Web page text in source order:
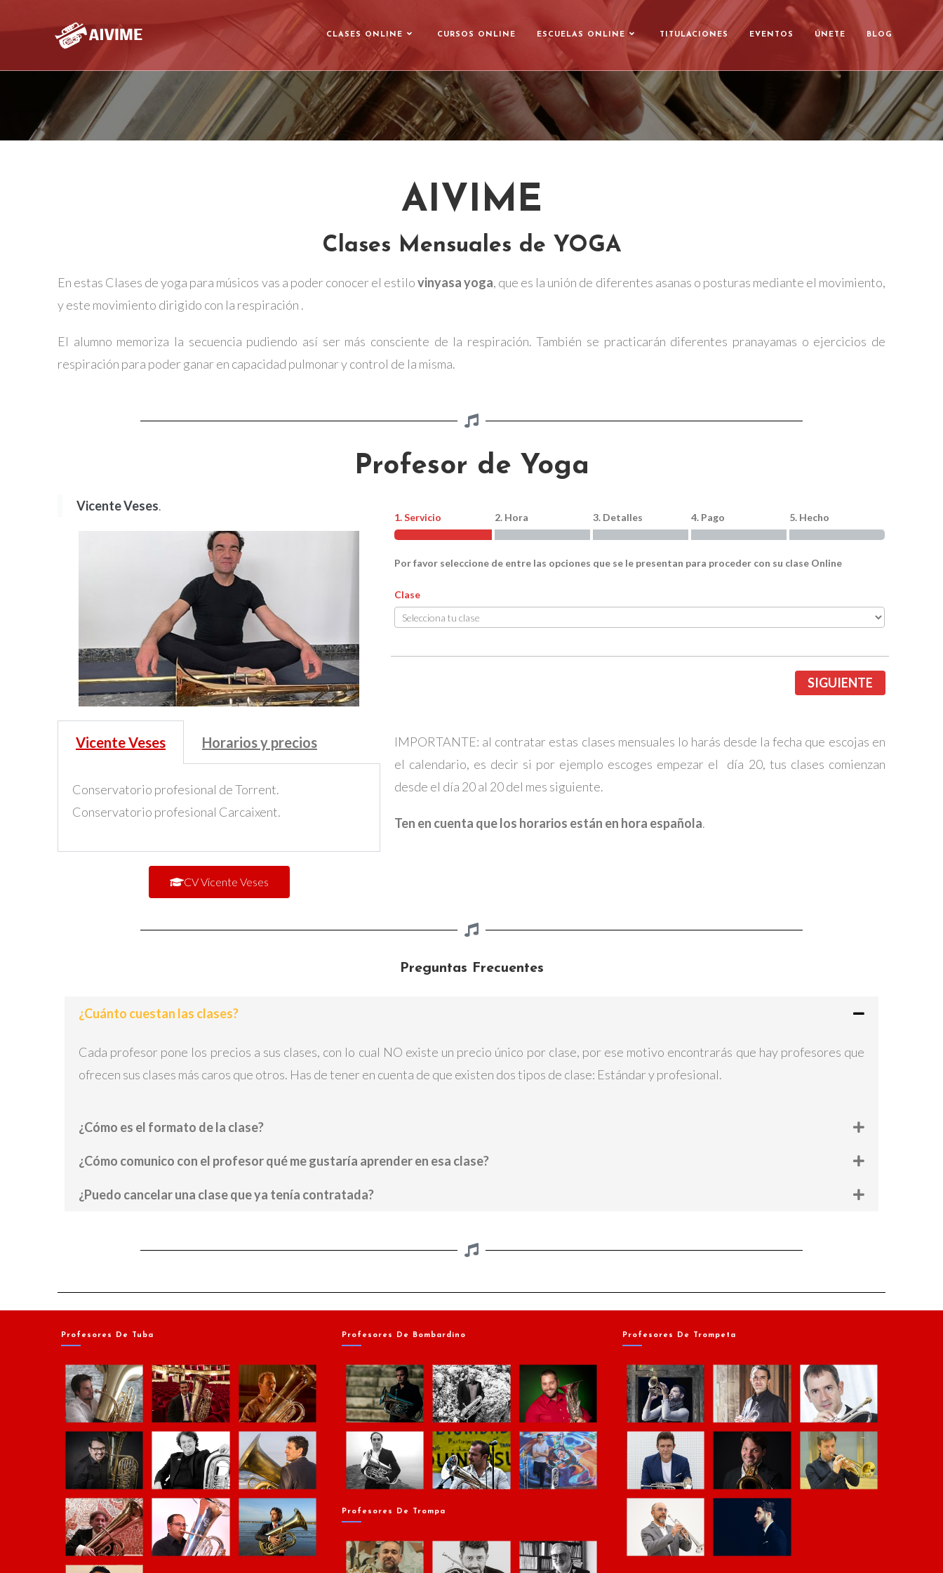
CLASES ONLINE CURSOS ONLINE ESCUELAS ONLINE TITULACIONES EVENTOS ÚNETE BLOG
AIVIME
Clases Mensuales de YOGA
En estas Clases de yoga para músicos vas a poder conocer el estilovinyasa yoga, que es la unión de diferentes asanas o posturas mediante el movimiento,
y este movimiento dirigido con la respiración .
El alumno memoriza la secuencia pudiendo así ser más consciente de la respiración.También se practicarán diferentes pranayamas o ejercicios de
respiración para poder ganar en capacidad pulmonar y control de la misma.
Profesor de Yoga
Vicente Veses.
Vicente Veses Horarios y precios
Conservatorio profesional de Torrent.
Conservatorio profesional Carcaixent.
CV Vicente Veses
1. Servicio 2. Hora 3. Detalles 4. Pago 5. Hecho
Por favor seleccione de entre las opciones que se le presentan para proceder con su clase Online
Clase
SIGUIENTE
IMPORTANTE: al contratar estas clases mensuales lo harás desde la fecha que escojas en
el calendario, es decir si por ejemplo escoges empezar el día 20, tus clases comienzan
desde el día 20 al 20 del mes siguiente.
Ten en cuenta que los horarios están en hora española.
Preguntas Frecuentes
¿Cuánto cuestan las clases?
Cada profesor pone los precios a sus clases, con lo cual NO existe un precio único por clase, por ese motivo encontrarás que hay profesores que
ofrecen sus clases más caros que otros. Has de tener en cuenta de que existen dos tipos de clase: Estándar y profesional.
¿Cómo es el formato de la clase?
¿Cómo comunico con el profesor qué me gustaría aprender en esa clase?
¿Puedo cancelar una clase que ya tenía contratada?
Profesores De Tuba Profesores De Bombardino
Profesores De Trompa
Profesores De Trompeta